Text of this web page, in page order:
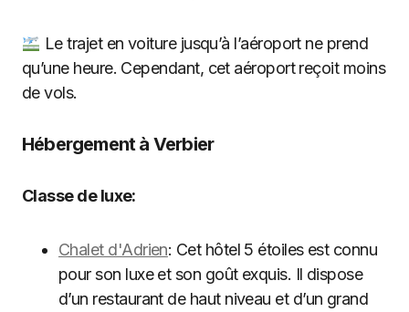
Le trajet en voiture jusqu’à l’aéroport ne prend
qu’une heure. Cependant, cet aéroport reçoit moins
de vols.
Hébergement à Verbier
Classe de luxe:
Chalet d'Adrien: Cet hôtel 5 étoiles est connu
pour son luxe et son goût exquis. Il dispose
d’un restaurant de haut niveau et d’un grand